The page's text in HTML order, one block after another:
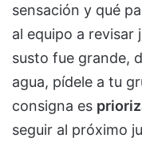
sensación y qué
al equipo a revisar
susto fue grande,
agua, pídele a tu
consigna es
seguir al próximo